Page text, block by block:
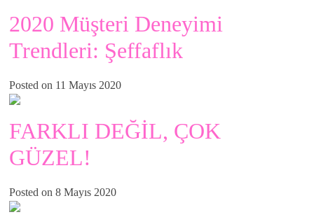
2020 Müşteri Deneyimi
Trendleri: Şeffaflık
Posted on 11 Mayıs 2020
FARKLI DEĞİL, ÇOK
GÜZEL!
Posted on 8 Mayıs 2020